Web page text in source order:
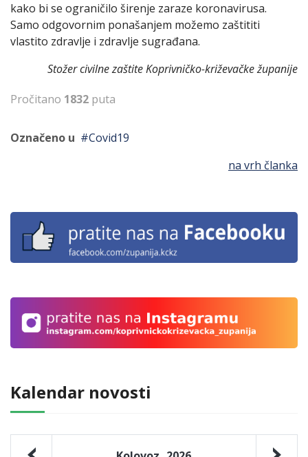
Kalendar novosti
kako bi se ograničilo širenje zaraze koronavirusa.
Samo odgovornim ponašanjem možemo zaštititi
vlastito zdravlje i zdravlje sugrađana.
Stožer civilne zaštite Koprivničko-križevačke županije
Pročitano 1832 puta
Označeno u
Covid19
na vrh članka